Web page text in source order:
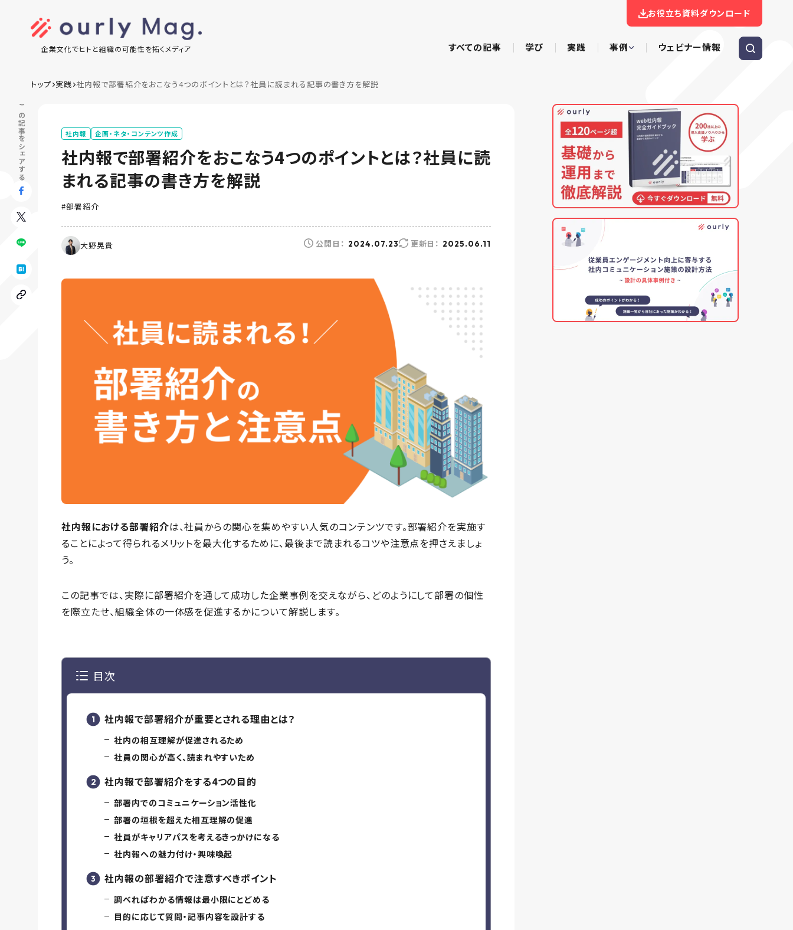
企業文化でヒトと組織の可能性を拓くメディア
お役立ち資料ダウンロード
すべての記事 学び 実践 事例 ウェビナー情報
トップ 実践 社内報で部署紹介をおこなう4つのポイントとは？社員に読まれる記事の書き方を解説
この記事をシェアする 社内報 企画・ネタ・コンテンツ作成
社内報で部署紹介をおこなう4つのポイントとは？社員に読
まれる記事の書き方を解説
部署紹介
大野晃貴 公開日： 2024.07.23 更新日： 2025.06.11
社内報における部署紹介は、社員からの関心を集めやすい人気のコンテンツです。部署紹介を実施す
ることによって得られるメリットを最大化するために、最後まで読まれるコツや注意点を押さえましょ
う。
この記事では、実際に部署紹介を通して成功した企業事例を交えながら、どのようにして部署の個性
を際立たせ、組織全体の一体感を促進するかについて解説します。
目次
社内報で部署紹介が重要とされる理由とは？
社内の相互理解が促進されるため
社員の関心が高く、読まれやすいため
社内報で部署紹介をする4つの目的
部署内でのコミュニケーション活性化
部署の垣根を超えた相互理解の促進
社員がキャリアパスを考えるきっかけになる
社内報への魅力付け・興味喚起
社内報の部署紹介で注意すべきポイント
調べればわかる情報は最小限にとどめる
目的に応じて質問・記事内容を設計する